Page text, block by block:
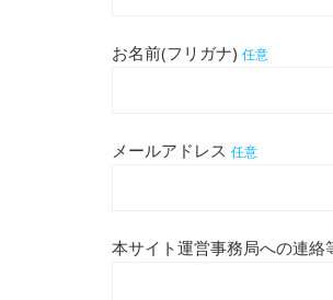
お名前(フリガナ) 任意
メールアドレス 任意
本サイト運営事務局への連絡